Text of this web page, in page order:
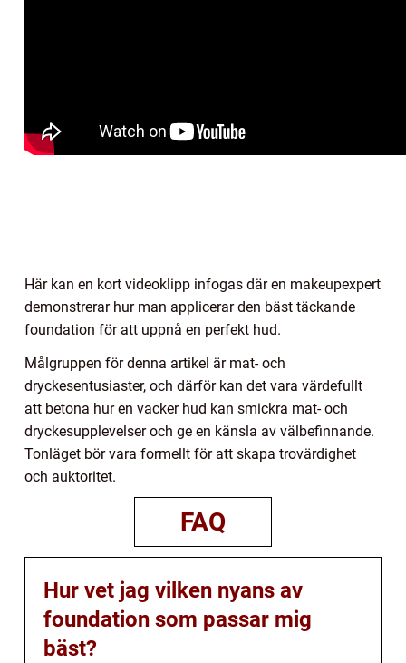
Här kan en kort videoklipp infogas där en makeupexpert
demonstrerar hur man applicerar den bäst täckande
foundation för att uppnå en perfekt hud.
Målgruppen för denna artikel är mat- och
dryckesentusiaster, och därför kan det vara värdefullt
att betona hur en vacker hud kan smickra mat- och
dryckesupplevelser och ge en känsla av välbefinnande.
Tonläget bör vara formellt för att skapa trovärdighet
och auktoritet.
FAQ
Hur vet jag vilken nyans av
foundation som passar mig
bäst?